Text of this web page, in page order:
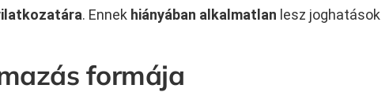
. Ennek hiányában alkalmatlan lesz joghatások
formája